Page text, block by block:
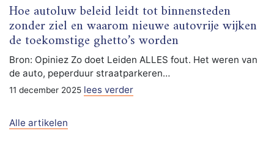
Hoe autoluw beleid leidt tot binnensteden
zonder ziel en waarom nieuwe autovrije wijken
de toekomstige ghetto’s worden
Bron: Opiniez Zo doet Leiden ALLES fout. Het weren van
de auto, peperduur straatparkeren…
11 december 2025 lees verder
Alle artikelen